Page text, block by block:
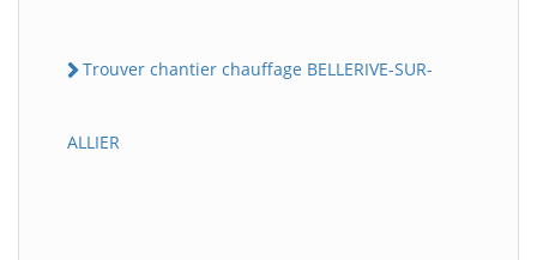
Trouver chantier chauffage BELLERIVE-SUR-
ALLIER